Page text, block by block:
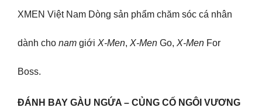
XMEN Việt Nam Dòng sản phẩm chăm sóc cá nhân
dành cho nam giới X-Men, X-Men Go, X-Men For
Boss.
ĐÁNH BAY GÀU NGỨA – CỦNG CỐ NGÔI VƯƠNG